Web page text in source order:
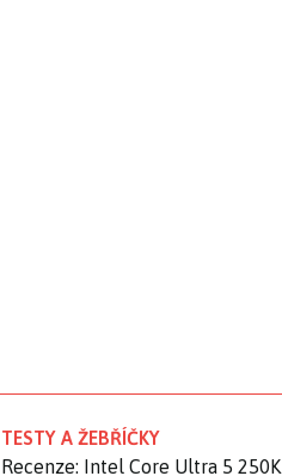
TESTY A ŽEBŘÍČKY
Recenze: Intel Core Ultra 5 250K